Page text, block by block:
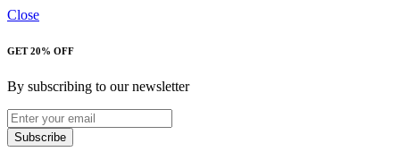
Close
GET 20% OFF
By subscribing to our newsletter
Subscribe